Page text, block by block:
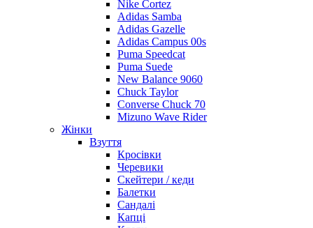
Nike Cortez
Adidas Samba
Adidas Gazelle
Adidas Campus 00s
Puma Speedcat
Puma Suede
New Balance 9060
Chuck Taylor
Converse Chuck 70
Mizuno Wave Rider
Жінки
Взуття
Кросівки
Черевики
Скейтери / кеди
Балетки
Сандалі
Капці